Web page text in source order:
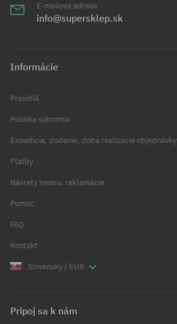
E-mailová adresa
info@supersklep.sk
Informácie
Pravidlá
Politika súkromia
Expedícia, dodanie, doba realizácie objednávky
Platby
Návraty tovaru, reklamácie
Pomoc
FAQ
Kontakt
Slovenský / EUR
Pripoj sa k nám